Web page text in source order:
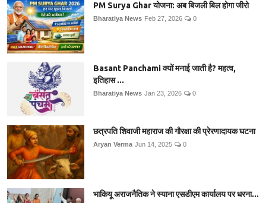
PM Surya Ghar योजना: अब बिजली बिल होगा जीरो
Bharatiya News Feb 27, 2026 0
Basant Panchami क्यों मनाई जाती है? महत्व,
इतिहास ...
Bharatiya News Jan 23, 2026 0
छत्रपति शिवाजी महाराज की गौरक्षा की प्रेरणादायक घटना
Aryan Verma Jun 14, 2025 0
भाकियू अराजनैतिक ने स्याना एसडीएम कार्यालय पर धरना...